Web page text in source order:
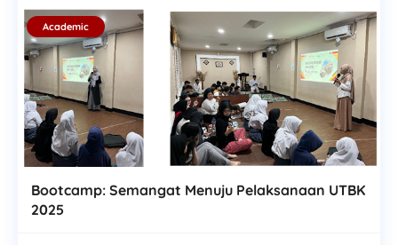
Academic
Bootcamp: Semangat Menuju Pelaksanaan UTBK
2025